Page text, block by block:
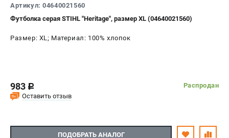
Артикул: 04640021560
Футболка серая STIHL "Heritage", размер XL (04640021560)
Размер: XL; Материал: 100% хлопок
983 c
Распродан
Оставить отзыв
ПОДОБРАТЬ АНАЛОГ